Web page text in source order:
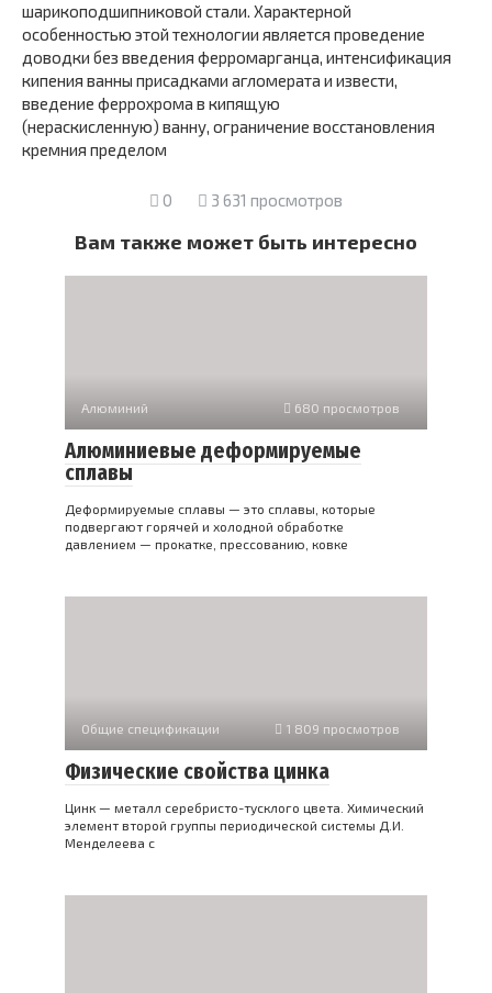
шарикоподшипниковой стали. Характерной
особенностью этой технологии является проведение
доводки без введения ферромарганца, интенсификация
кипения ванны присадками агломерата и извести,
введение феррохрома в кипящую
(нераскисленную) ванну, ограничение восстановления
кремния пределом
0 3 631 просмотров
Вам также может быть интересно
Алюминий 680 просмотров
Алюминиевые деформируемые
сплавы
Деформируемые сплавы — это сплавы, которые
подвергают горячей и холодной обработке
давлением — прокатке, прессованию, ковке
Общие спецификации 1 809 просмотров
Физические свойства цинка
Цинк — металл серебристо-тусклого цвета. Химический
элемент второй группы периодической системы Д.И.
Менделеева с